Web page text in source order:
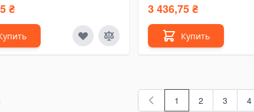
₴
3 436,75 ₴
Купить
You're currently
1 Страница
2 3 4